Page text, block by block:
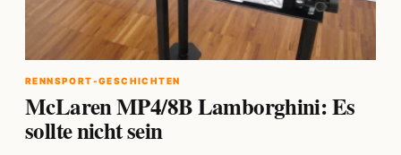
RENNSPORT-GESCHICHTEN
McLaren MP4/8B Lamborghini: Es
sollte nicht sein